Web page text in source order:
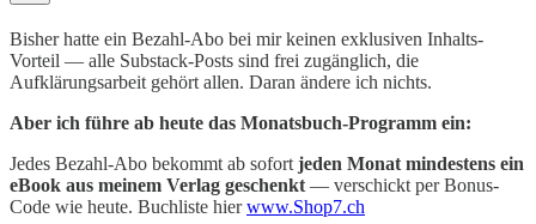
Bisher hatte ein Bezahl-Abo bei mir keinen exklusiven Inhalts-
Vorteil — alle Substack-Posts sind frei zugänglich, die
Aufklärungsarbeit gehört allen. Daran ändere ich nichts.
Aber ich führe ab heute das Monatsbuch-Programm ein:
Jedes Bezahl-Abo bekommt ab sofort jeden Monat mindestens ein
eBook aus meinem Verlag geschenkt — verschickt per Bonus-
Code wie heute. Buchliste hierwww.Shop7.ch